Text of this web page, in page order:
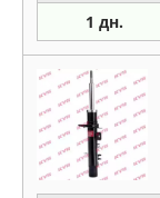
1 дн.